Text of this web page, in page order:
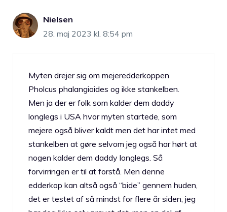
Nielsen
28. maj 2023 kl. 8:54 pm
Myten drejer sig om mejeredderkoppen
Pholcus phalangioides og ikke stankelben.
Men ja der er folk som kalder dem daddy
longlegs i USA hvor myten startede, som
mejere også bliver kaldt men det har intet med
stankelben at gøre selvom jeg også har hørt at
nogen kalder dem daddy longlegs. Så
forvirringen er til at forstå. Men denne
edderkop kan altså også “bide” gennem huden,
det er testet af så mindst for flere år siden, jeg